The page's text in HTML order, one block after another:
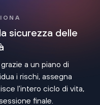
sicurezza delle
a un piano di
i rischi, assegna
l'intero ciclo di vita,
finale.